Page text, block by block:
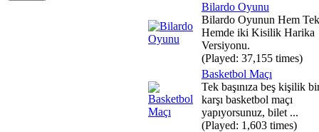
Bilardo Oyunu
Bilardo Oyunun Hem
Hemde iki Kisilik Harika
Versiyonu.
(Played: 37,155 times)
Basketbol Maçı
Tek başınıza beş kişilik
karşı basketbol maçı
yapıyorsunuz, bilet ...
(Played: 1,603 times)